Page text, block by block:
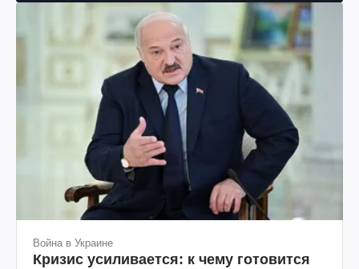
Война в Украине
Кризис усиливается: к чему готовится